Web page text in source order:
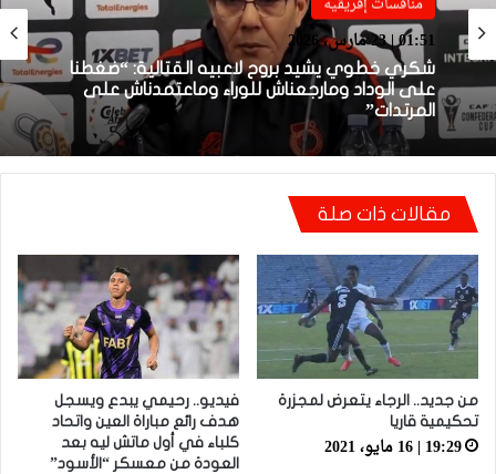
منافسات إفريقية
01:51 | 23 مارس، 2026
شكري خطوي يشيد بروح لاعبيه القتالية: “ضغطنا
المرتدات”
منافسات إفريقية
01:38 | 23 مارس، 2026
بعد الإقصاء من كأس “الكاف”.. أيت منا يقيل
بنهاشم
مقالات ذات صلة
من جديد.. الرجاء يتعرض لمجزرة
تحكيمية قاريا
19:29 | 16 مايو، 2021
فيديو.. رحيمي يبدع ويسجل
هدف رائع مباراة العين واتحاد
كلباء في أول ماتش ليه بعد
العودة من معسكر “الأسود”